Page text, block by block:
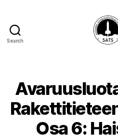
Search
Osa 6: